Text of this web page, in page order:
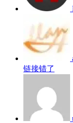
链接错了